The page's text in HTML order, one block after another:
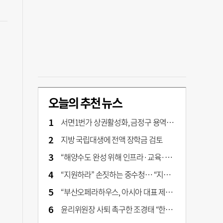
오늘의 추천 뉴스
서면1번가 상권활성화, 금정구 용역 그대로 ‘복붙’
지방 국립대생에 전액 장학금 검토
“해양수도 완성 위해 인프라·교육·세제 등 전방위 지원”…부산해양수도특별법’ 개정안 발의
“지원하라” 손짓하는 중수청… “지켜보자” 머뭇대는 검찰
“부산오페라하우스, 아시아 대표 제작 극장 지향해야”
윤리위원장 사퇴 촉구한 조경태 “한동훈 제명 철회해야”